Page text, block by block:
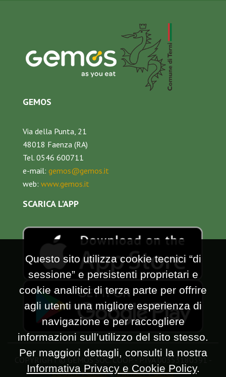
GEMOS
Via della Punta, 21
48018 Faenza (RA)
Tel. 0546 600711
e-mail: gemos@gemos.it
web: www.gemos.it
SCARICA L'APP
COPYRIGHT © GEMOS SOC. COOP. - P.IVA 00353180391 -
COOKIE POLICYEPRIVACY POLICY
Questo sito utilizza cookie tecnici “di
sessione” e persistenti proprietari e
cookie analitici di terza parte per offrire
agli utenti una migliore esperienza di
navigazione e per raccogliere
informazioni sull’utilizzo del sito stesso.
Per maggiori dettagli, consulti la nostra
Informativa Privacy e Cookie Policy.